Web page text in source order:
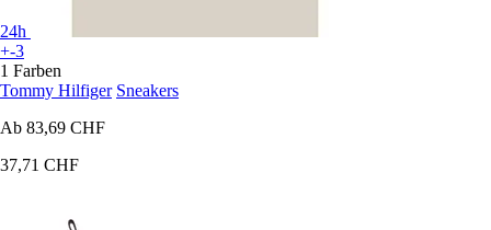
24h
+-3
1 Farben
Tommy Hilfiger Sneakers
Ab 83,69 CHF
37,71 CHF